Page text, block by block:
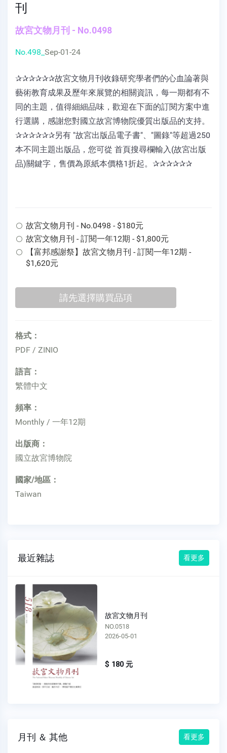
刊
故宮文物月刊 - No.0498
No.498_ Sep-01-24
✰✰✰✰✰✰故宮文物月刊收錄研究學者們的心血論著與
藝術教育成果及歷年來展覽的相關資訊，每一期都有不
同的主題，值得細細品味，歡迎在下面的訂閱方案中進
行選購，感謝您對國立故宮博物院優質出版品的支持。
✰✰✰✰✰✰另有 "故宮出版品電子書"、"圖錄"等超過250
本不同主題出版品，您可從 首頁搜尋欄輸入(故宮出版
品)關鍵字，售價為原紙本價格1折起。✰✰✰✰✰✰
故宮文物月刊 - No.0498 - $180元
故宮文物月刊 - 訂閱一年12期 - $1,800元
【富邦感謝祭】故宮文物月刊 - 訂閱一年12期 -
$1,620元
格式：
PDF / ZINIO
語言：
繁體中文
頻率：
Monthly / 一年12期
出版商：
國立故宮博物院
國家/地區：
Taiwan
最近雜誌 看更多
故宮文物月刊
NO.0518
2026-05-01
$ 180 元
月刊 ＆ 其他 看更多